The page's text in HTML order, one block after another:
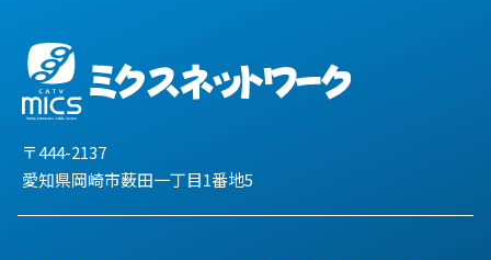
〒444-2137
愛知県岡崎市薮田一丁目1番地5